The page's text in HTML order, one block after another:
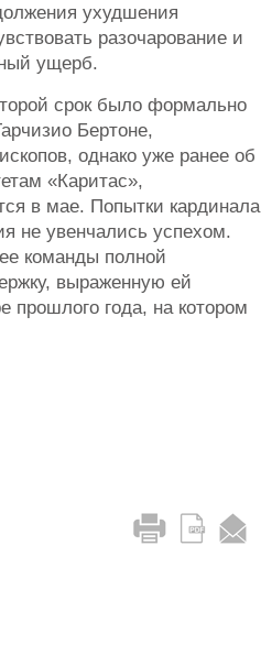
ухудшения
разочарование и
ущерб.
срок было формально
Бертоне,
однако уже ранее об
«Каритас»,
в мае. Попытки кардинала
не увенчались успехом.
команды полной
выраженную ей
прошлого года, на котором